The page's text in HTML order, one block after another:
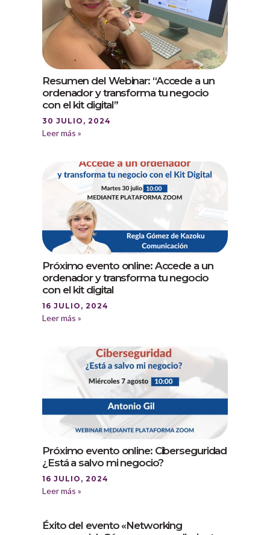
Resumen del Webinar: “Accede a un
ordenador y transforma tu negocio
con el kit digital”
30 JULIO, 2024
Leer más »
Próximo evento online: Accede a un
ordenador y transforma tu negocio
con el kit digital
16 JULIO, 2024
Leer más »
Próximo evento online: Ciberseguridad
¿Está a salvo mi negocio?
16 JULIO, 2024
Leer más »
Éxito del evento «Networking